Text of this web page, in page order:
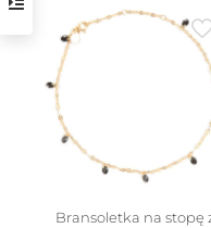
Bransoletka na stopę